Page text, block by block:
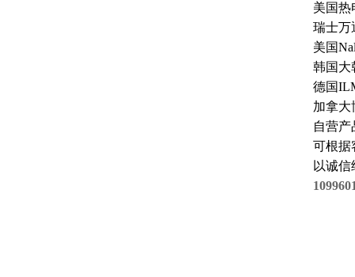
美国热
瑞士万
美国
韩国大
德国
加拿大
自营产
可根据
以诚